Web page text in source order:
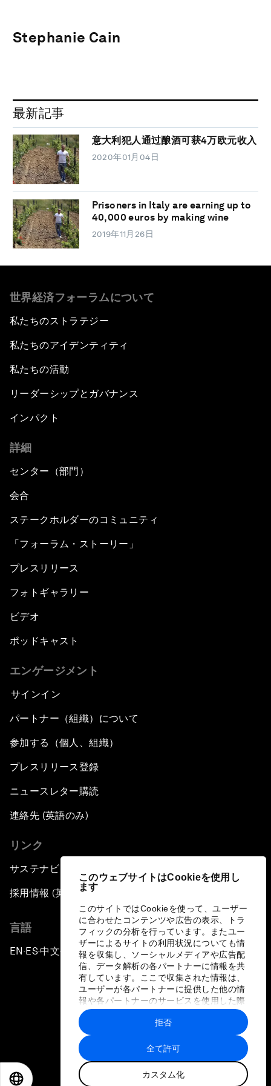
このウェブサイトはCookieを使用し
ます
このサイトではCookieを使って、ユーザー
に合わせたコンテンツや広告の表示、トラ
フィックの分析を行っています。またユー
ザーによるサイトの利用状況についても情
報を収集し、ソーシャルメディアや広告配
信、データ解析の各パートナーに情報を共
有しています。ここで収集された情報は、
ユーザーが各パートナーに提供した他の情
報や各パートナーのサービスを使用した際
に収集された情報と組み合わされ、各パー
トナーによって使用されることがありま
す。
全て許可
カスタム化
拒否
Stephanie Cain
最新記事
意大利犯人通过酿酒可获4万欧元收入
2020年01月04日
Prisoners in Italy are earning up to
40,000 euros by making wine
2019年11月26日
世界経済フォーラムについて
私たちのストラテジー
私たちのアイデンティティ
私たちの活動
リーダーシップとガバナンス
インパクト
詳細
センター（部門）
会合
ステークホルダーのコミュニティ
「フォーラム・ストーリー」
プレスリリース
フォトギャラリー
ビデオ
ポッドキャスト
エンゲージメント
サインイン
パートナー（組織）について
参加する（個人、組織）
プレスリリース登録
ニュースレター購読
連絡先 (英語のみ)
リンク
サステナビリティへの取り組み
採用情報 (英語のみ)
言語
EN ▪ES▪中文▪ 日本語
プライバシーポリシーと利用規約
サイトマップ
©
世界経済フォーラム